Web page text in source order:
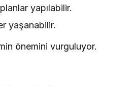
yapılabilir.
yaşanabilir.
önemini vurguluyor.